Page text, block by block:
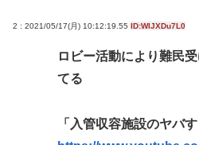
2 : 2021/05/17(月) 10:12:19.55 ID:WIJXDu7L0
ロビー活動により難民
てる
「入管収容施設のヤバ